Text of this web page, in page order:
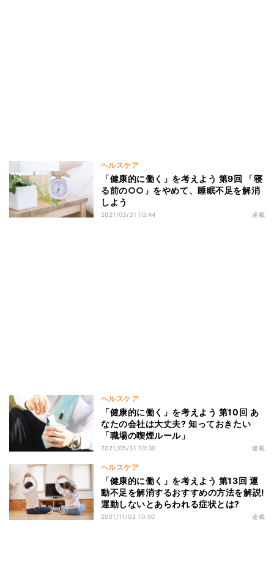
ヘルスケア
「健康的に働く」を考えよう 第9回 「寝
る前の○○」をやめて、睡眠不足を解消
しよう
2021/03/31 10:44 連載
ヘルスケア
「健康的に働く」を考えよう 第10回 あ
なたの会社は大丈夫? 知っておきたい
「職場の喫煙ルール」
2021/05/31 10:30 連載
ヘルスケア
「健康的に働く」を考えよう 第13回 運
動不足を解消するおすすめの方法を解説!
運動しないとあらわれる症状とは?
2021/11/02 10:00 連載